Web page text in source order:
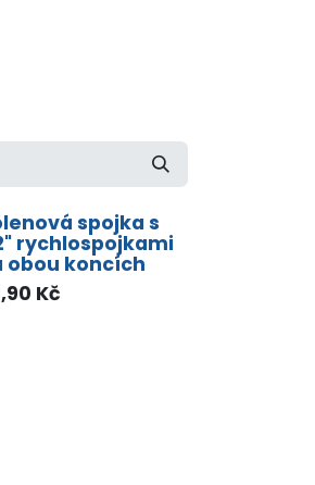
spojka s
rychlospojkami
obou koncích
Kč